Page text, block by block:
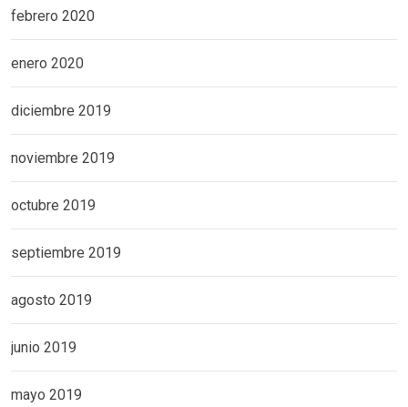
febrero 2020
enero 2020
diciembre 2019
noviembre 2019
octubre 2019
septiembre 2019
agosto 2019
junio 2019
mayo 2019